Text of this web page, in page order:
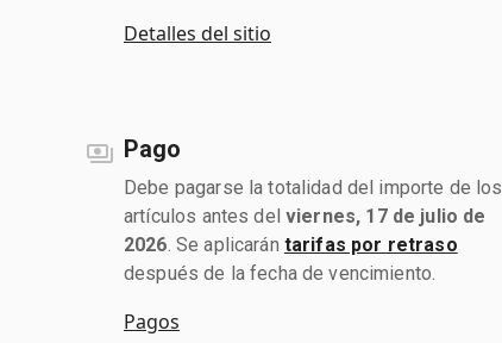
Detalles del sitio
Pago
Debe pagarse la totalidad del importe de los
artículos antes del viernes, 17 de julio de
2026 . Se aplicarán tarifas por retraso
después de la fecha de vencimiento.
Pagos